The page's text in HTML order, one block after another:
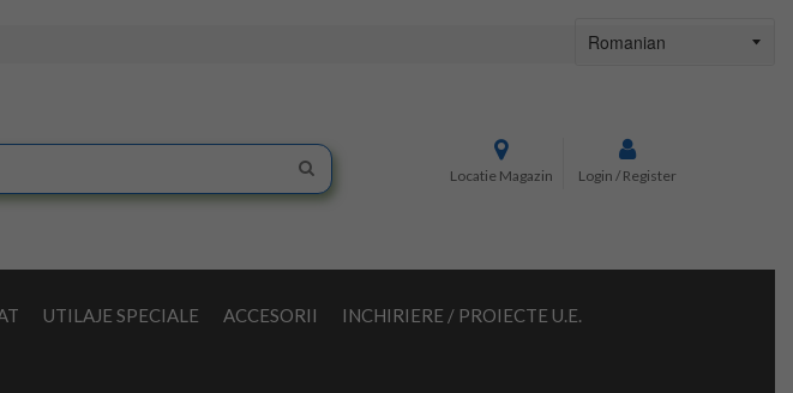
Locatie Magazin Login / Register
UTILAJE SPECIALE ACCESORII INCHIRIERE / PROIECTE U.E.